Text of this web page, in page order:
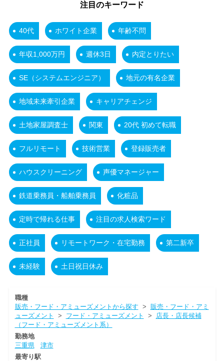
注目のキーワード
40代 ホワイト企業 年齢不問
年収1,000万円 週休3日 内定とりたい
SE（システムエンジニア） 地元の有名企業
地域未来牽引企業 キャリアチェンジ
土地家屋調査士 関東 20代 初めて転職
フルリモート 技術営業 登録販売者
ハウスクリーニング 声優マネージャー
鉄道乗務員・船舶乗務員 化粧品
定時で帰れる仕事 注目の求人検索ワード
正社員 リモートワーク・在宅勤務 第二新卒
未経験 土日祝日休み
職種
販売・フード・アミューズメントから探す > 販売・フード・アミ
ューズメント
> フード・アミューズメント > 店長・店長候補
（フード・アミューズメント系）
勤務地
三重県
津市
最寄り駅